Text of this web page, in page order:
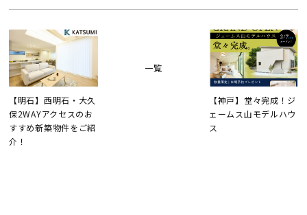
【明石】西明石・大久
保2WAYアクセスのお
すすめ新築物件をご紹
介！
一覧
【神戸】堂々完成！ジ
ェームス山モデルハウ
ス